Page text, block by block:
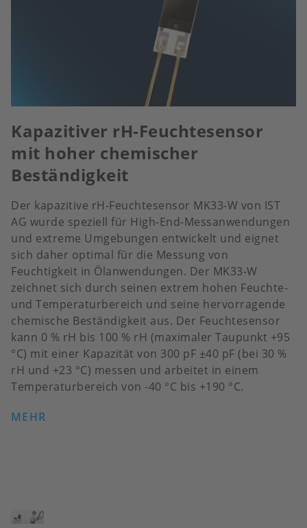
Kapazitiver rH-Feuchtesensor
mit hoher chemischer
Beständigkeit
Der kapazitive rH-Feuchtesensor MK33-W von IST
AG wurde speziell für High-End-Messanwendungen
und extreme Umgebungen entwickelt und eignet
sich daher optimal für die Messung von
Feuchtigkeit in Ölanwendungen. Der MK33-W
zeichnet sich durch seinen extrem hohen Feuchte-
und Temperaturbereich und seine hervorragende
chemische Beständigkeit aus. Der Feuchtesensor
kann 0 % rH bis 100 % rH (maximaler Taupunkt +95
°C) mit einer Kapazität von 300 pF ±40 pF (bei 30 %
rH und +23 °C) messen und arbeitet in einem
Temperaturbereich von -40 °C bis +190 °C.
MEHR
Bild